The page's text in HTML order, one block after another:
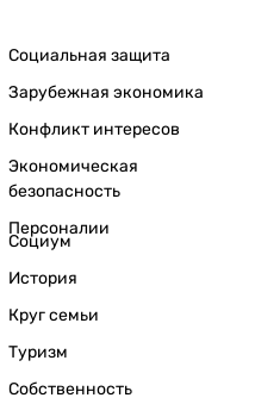
Социальная защита
Зарубежная экономика
Конфликт интересов
Экономическая
безопасность
Персоналии
Социум
История
Круг семьи
Туризм
Собственность